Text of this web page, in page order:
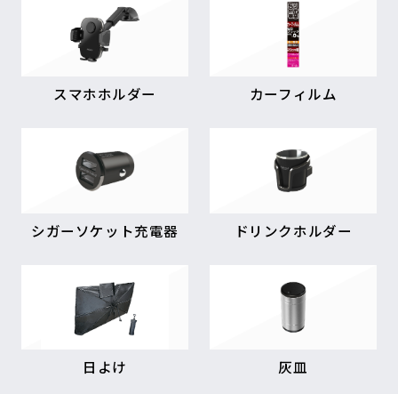
スマホホルダー カーフィルム
シガーソケット充電器 ドリンクホルダー
日よけ 灰皿